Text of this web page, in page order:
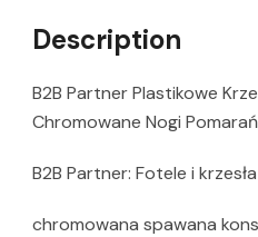
Description
B2B Partner Plastikowe
Chromowane Nogi
B2B Partner: Fotele i
chromowana spawana